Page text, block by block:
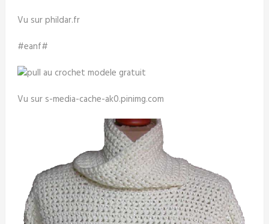
Vu sur phildar.fr
#eanf#
Vu sur s-media-cache-ak0.pinimg.com